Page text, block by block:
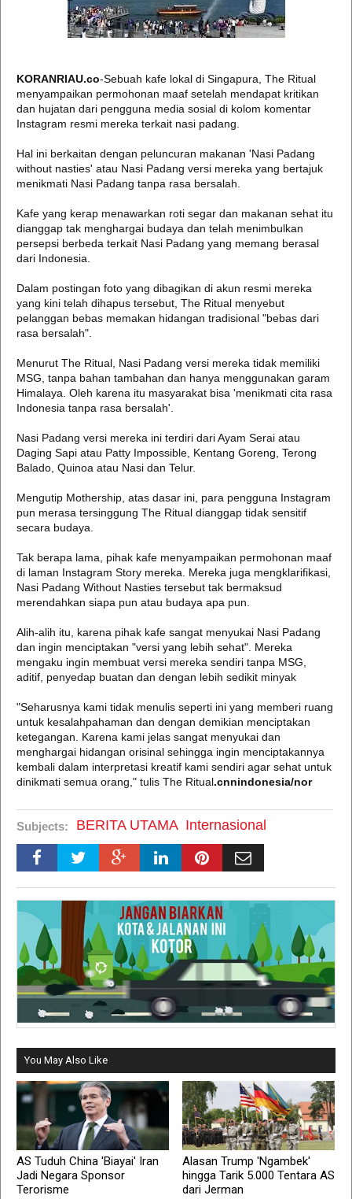
KORANRIAU.co-Sebuah kafe lokal di Singapura, The Ritual
menyampaikan permohonan maaf setelah mendapat kritikan
dan hujatan dari pengguna media sosial di kolom komentar
Instagram resmi mereka terkait nasi padang.
Hal ini berkaitan dengan peluncuran makanan 'Nasi Padang
without nasties' atau Nasi Padang versi mereka yang bertajuk
menikmati Nasi Padang tanpa rasa bersalah.
Kafe yang kerap menawarkan roti segar dan makanan sehat itu
dianggap tak menghargai budaya dan telah menimbulkan
persepsi berbeda terkait Nasi Padang yang memang berasal
dari Indonesia.
Dalam postingan foto yang dibagikan di akun resmi mereka
yang kini telah dihapus tersebut, The Ritual menyebut
pelanggan bebas memakan hidangan tradisional "bebas dari
rasa bersalah".
Menurut The Ritual, Nasi Padang versi mereka tidak memiliki
MSG, tanpa bahan tambahan dan hanya menggunakan garam
Himalaya. Oleh karena itu masyarakat bisa 'menikmati cita rasa
Indonesia tanpa rasa bersalah'.
Nasi Padang versi mereka ini terdiri dari Ayam Serai atau
Daging Sapi atau Patty Impossible, Kentang Goreng, Terong
Balado, Quinoa atau Nasi dan Telur.
Mengutip Mothership, atas dasar ini, para pengguna Instagram
pun merasa tersinggung The Ritual dianggap tidak sensitif
secara budaya.
Tak berapa lama, pihak kafe menyampaikan permohonan maaf
di laman Instagram Story mereka. Mereka juga mengklarifikasi,
Nasi Padang Without Nasties tersebut tak bermaksud
merendahkan siapa pun atau budaya apa pun.
Alih-alih itu, karena pihak kafe sangat menyukai Nasi Padang
dan ingin menciptakan "versi yang lebih sehat". Mereka
mengaku ingin membuat versi mereka sendiri tanpa MSG,
aditif, penyedap buatan dan dengan lebih sedikit minyak
"Seharusnya kami tidak menulis seperti ini yang memberi ruang
untuk kesalahpahaman dan dengan demikian menciptakan
ketegangan. Karena kami jelas sangat menyukai dan
menghargai hidangan orisinal sehingga ingin menciptakannya
kembali dalam interpretasi kreatif kami sendiri agar sehat untuk
dinikmati semua orang," tulis The Ritual.cnnindonesia/nor
Subjects: BERITA UTAMA Internasional
You May Also Like
AS Tuduh China 'Biayai' Iran
Jadi Negara Sponsor
Terorisme
Alasan Trump 'Ngambek'
hingga Tarik 5.000 Tentara AS
dari Jerman